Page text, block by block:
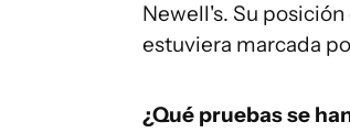
Newell's. Su
estuviera marcada
¿Qué pruebas se